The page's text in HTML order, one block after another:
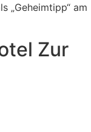
„Geheimtipp“ am
Zur